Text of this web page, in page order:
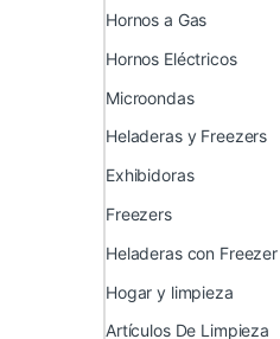
Hornos a Gas
Hornos Eléctricos
Microondas
Heladeras y Freezers
Exhibidoras
Freezers
Heladeras con Freezer
Hogar y limpieza
Artículos De Limpieza